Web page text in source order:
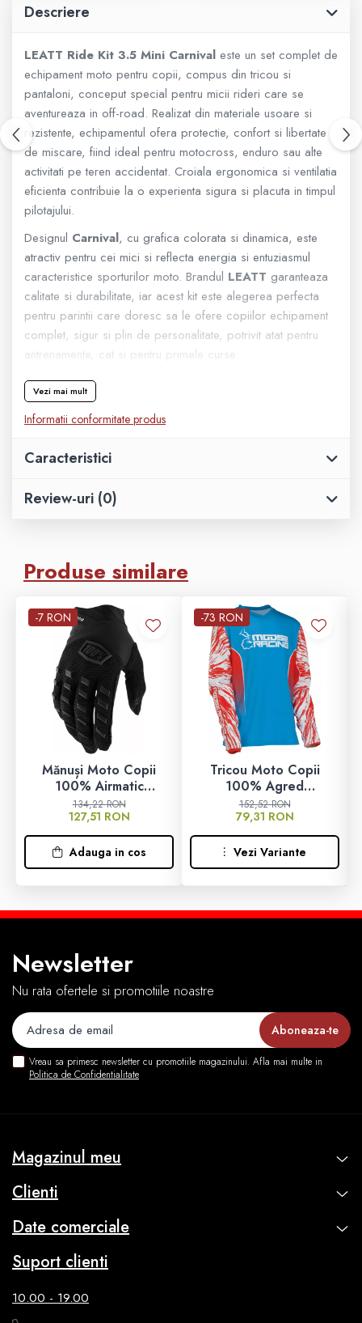
Casti
Manusi
Tricouri
Pantaloni
Set Complet
Borseta
Geanta
Rucsac
ECHIPAMENTE SKIJET
Descriere
LEATT Ride Kit 3.5 Mini Carnival este un set complet de
echipament moto pentru copii, compus din tricou si
pantaloni, conceput special pentru micii rideri care se
aventureaza in off-road. Realizat din materiale usoare si
rezistente, echipamentul ofera protectie, confort si libertate
de miscare, fiind ideal pentru motocross, enduro sau alte
activitati pe teren accidentat. Croiala ergonomica si ventilatia
eficienta contribuie la o experienta sigura si placuta in timpul
pilotajului.
Designul Carnival, cu grafica colorata si dinamica, este
atractiv pentru cei mici si reflecta energia si entuziasmul
caracteristice sporturilor moto. Brandul LEATT garanteaza
calitate si durabilitate, iar acest kit este alegerea perfecta
pentru parintii care doresc sa le ofere copiilor echipament
complet, sigur si plin de personalitate, potrivit atat pentru
antrenamente, cat si pentru primele curse.
Vezi mai mult
Informatii conformitate produs
Caracteristici
Review-uri (0)
Produse similare
-7 RON
Mănuși Moto Copii
100% Airmatic
Charcoal/Negru
134,22 RON
127,51 RON
Adauga in cos
-73 RON
Tricou Moto Copii
100% Agred
Roșu/Alb/Albastru
152,52 RON
79,31 RON
Vezi Variante
Newsletter
Nu rata ofertele si promotiile noastre
Vreau sa primesc newsletter cu promotiile magazinului. Afla mai multe in
Politica de Confidentialitate
Magazinul meu
Clienti
Date comerciale
Suport clienti
10.00 - 19.00